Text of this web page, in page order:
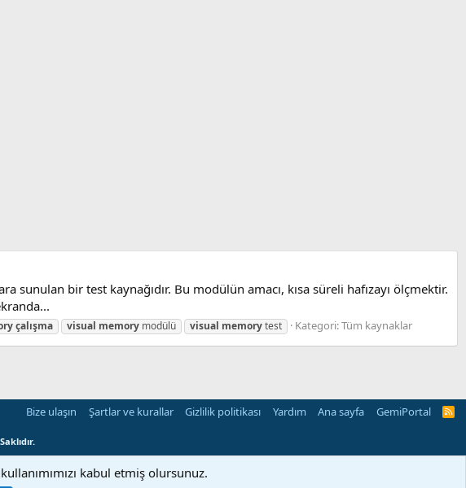
bir test kaynağıdır. Bu modülün amacı, kısa süreli hafızayı ölçmektir.
çalışma visual memory modülü visual memorytest Kategori:Tüm kaynaklar
Bize ulaşın Şartlar ve kurallar Gizlilik politikası Yardım Ana sayfa GemiPortal
R
S
kabul etmiş olursunuz.